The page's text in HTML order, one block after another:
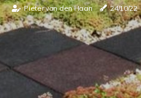
Pieter van den Haan 24/10/22